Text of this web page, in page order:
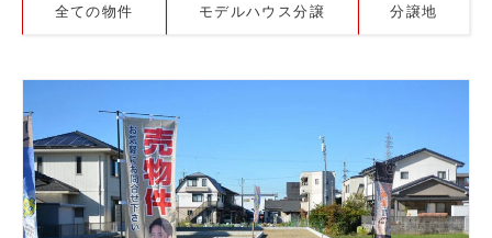
全ての物件 モデルハウス分譲 分譲地